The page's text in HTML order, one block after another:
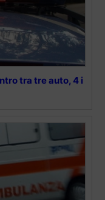
tra tre auto, 4 i